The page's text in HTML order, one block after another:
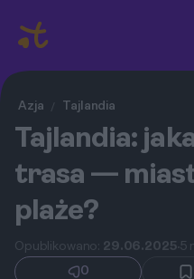
Azja / Tajlandia
Tajlandia:
trasa —
plaże?
Opublikowano: 29.06.2025 5
0